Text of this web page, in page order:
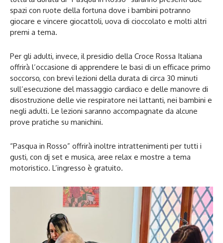
spazi con ruote della fortuna dove i bambini potranno
giocare e vincere giocattoli, uova di cioccolato e molti altri
premi a tema.
Per gli adulti, invece, il presidio della Croce Rossa Italiana
offrirà l’occasione di apprendere le basi di un efficace primo
soccorso, con brevi lezioni della durata di circa 30 minuti
sull’esecuzione del massaggio cardiaco e delle manovre di
disostruzione delle vie respiratore nei lattanti, nei bambini e
negli adulti. Le lezioni saranno accompagnate da alcune
prove pratiche su manichini.
“Pasqua in Rosso” offrirà inoltre intrattenimenti per tutti i
gusti, con dj set e musica, aree relax e mostre a tema
motoristico. L’ingresso è gratuito.